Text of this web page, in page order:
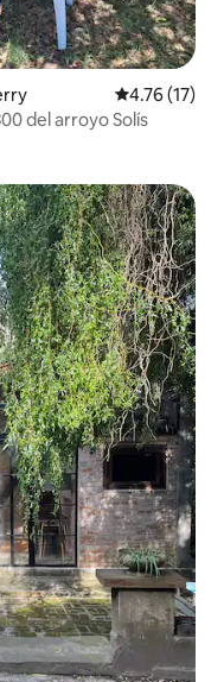
Calificación
4.76 (17)
del arroyo Solís